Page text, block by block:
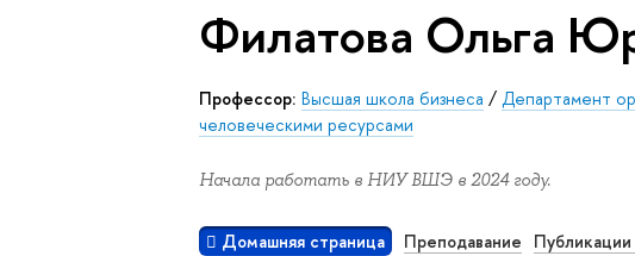
Филатова Ольга
Профессор: Высшая школа бизнеса / Департамент
человеческими ресурсами
Начала работать в НИУ ВШЭ в 2024 году.
Домашняя страница Преподавание